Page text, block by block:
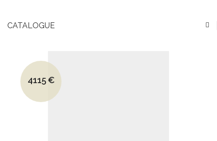
CATALOGUE
Le prix initial était : 5493€.
4115€
Le prix actuel est : 4115€.